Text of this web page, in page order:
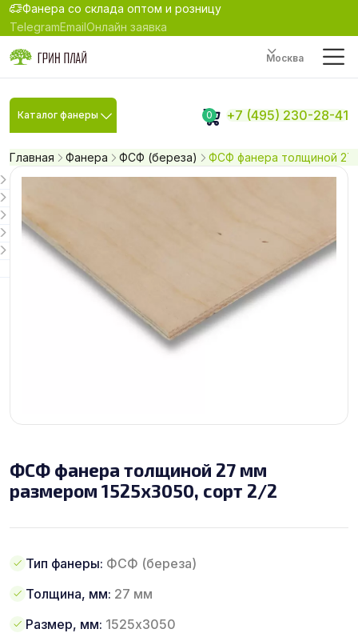
Фанера со склада оптом и розницу
TelegramEmailОнлайн заявка
Москва
Каталог фанеры 0 +7 (495) 230-28-41
Главная Фанера ФСФ (береза) ФСФ фанера толщиной 27
ФСФ фанера толщиной 27 мм
размером 1525х3050, сорт 2/2
Тип фанеры: ФСФ (береза)
Толщина, мм: 27 мм
Размер, мм: 1525х3050